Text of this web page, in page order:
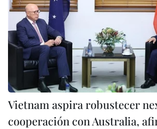
Vietnam aspira robustecer
cooperación con Australia,